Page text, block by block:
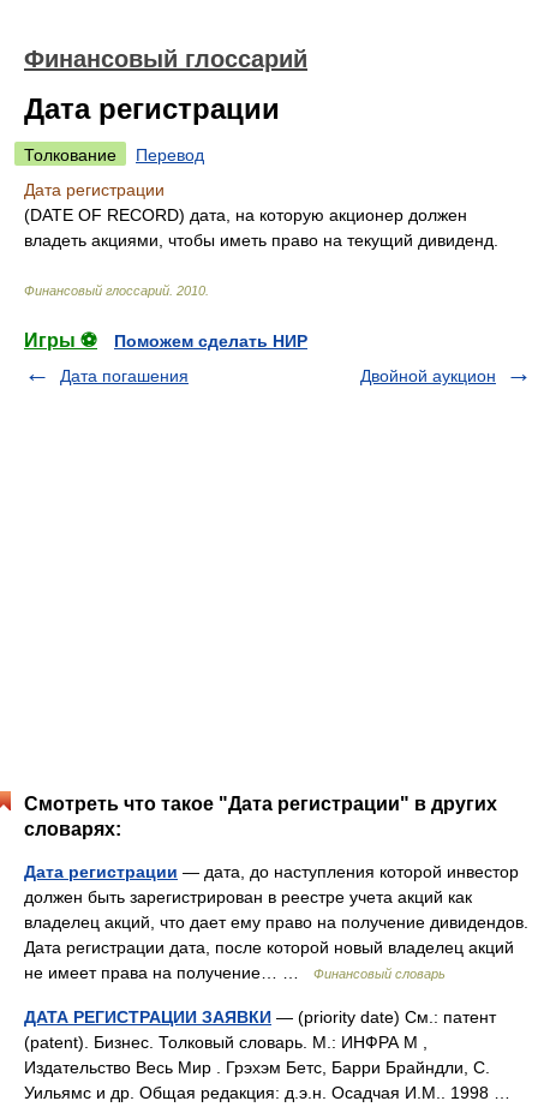
Финансовый глоссарий
Дата регистрации
Толкование
Перевод
Дата регистрации
(DATE OF RECORD) дата, на которую акционер должен
владеть акциями, чтобы иметь право на текущий дивиденд.
Финансовый глоссарий 2010
Игры ⚽
Поможем сделать НИР
Дата погашения
Двойной аукцион
Смотреть что такое "Дата регистрации" в других
словарях:
Дата регистрации — дата, до наступления которой инвестор
должен быть зарегистрирован в реестре учета акций как
владелец акций, что дает ему право на получение дивидендов.
Дата регистрации дата, после которой новый владелец акций
не имеет права на получение… …
Финансовый словарь
ДАТА РЕГИСТРАЦИИ ЗАЯВКИ — (priority date) См.: патент
(patent). Бизнес. Толковый словарь. М.: ИНФРА М ,
Издательство Весь Мир . Грэхэм Бетс, Барри Брайндли, С.
Уильямс и др. Общая редакция: д.э.н. Осадчая И.М.. 1998 …